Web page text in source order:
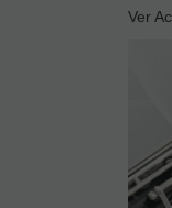
Ver